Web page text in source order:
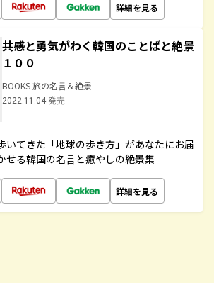
詳細を見る
共感と勇気がわく韓国のことばと絶景
１００
BOOKS 旅の名言＆絶景
2022.11.04 発売
いてきた「地球の歩き方」があなたにお届
せる韓国の名言と癒やしの絶景集
詳細を見る